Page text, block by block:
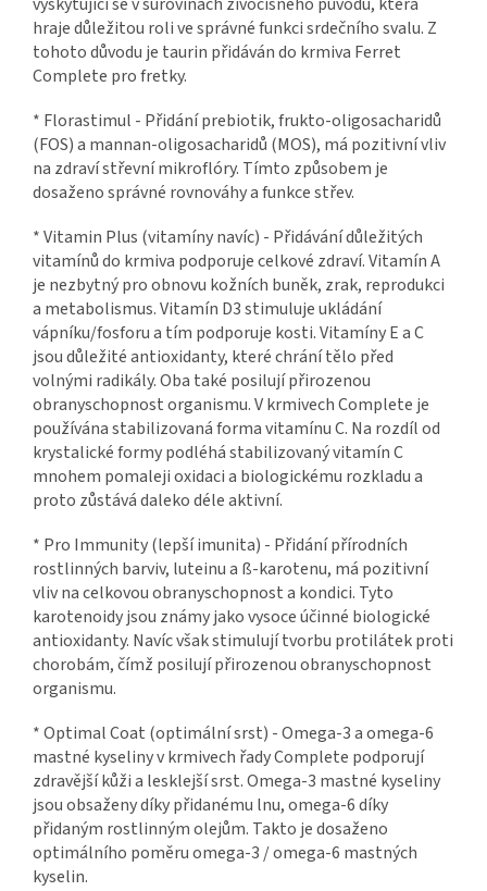
hraje důležitou roli ve správné funkci srdečního svalu. Z
tohoto důvodu je taurin přidáván do krmiva Ferret
Complete pro fretky.
* Florastimul - Přidání prebiotik, frukto-oligosacharidů
(FOS) a mannan-oligosacharidů (MOS), má pozitivní vliv
na zdraví střevní mikroflóry. Tímto způsobem je
dosaženo správné rovnováhy a funkce střev.
* Vitamin Plus (vitamíny navíc) - Přidávání důležitých
vitamínů do krmiva podporuje celkové zdraví. Vitamín A
je nezbytný pro obnovu kožních buněk, zrak, reprodukci
a metabolismus. Vitamín D3 stimuluje ukládání
vápníku/fosforu a tím podporuje kosti. Vitamíny E a C
jsou důležité antioxidanty, které chrání tělo před
volnými radikály. Oba také posilují přirozenou
obranyschopnost organismu. V krmivech Complete je
používána stabilizovaná forma vitamínu C. Na rozdíl od
krystalické formy podléhá stabilizovaný vitamín C
mnohem pomaleji oxidaci a biologickému rozkladu a
proto zůstává daleko déle aktivní.
* Pro Immunity (lepší imunita) - Přidání přírodních
rostlinných barviv, luteinu a ß-karotenu, má pozitivní
vliv na celkovou obranyschopnost a kondici. Tyto
karotenoidy jsou známy jako vysoce účinné biologické
antioxidanty. Navíc však stimulují tvorbu protilátek proti
chorobám, čímž posilují přirozenou obranyschopnost
organismu.
* Optimal Coat (optimální srst) - Omega-3 a omega-6
mastné kyseliny v krmivech řady Complete podporují
zdravější kůži a lesklejší srst. Omega-3 mastné kyseliny
jsou obsaženy díky přidanému lnu, omega-6 díky
přidaným rostlinným olejům. Takto je dosaženo
optimálního poměru omega-3 / omega-6 mastných
kyselin.